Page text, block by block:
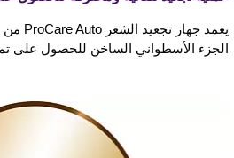
الجزء الأسطواني الساخن للحصول على